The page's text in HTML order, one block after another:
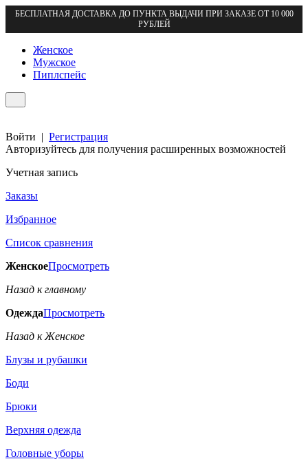
БЕСПЛАТНАЯ ДОСТАВКА ДО ПУНКТА ВЫДАЧИ ПРИ ЗАКАЗЕ ОТ 10 000
РУБЛЕЙ
Женское
Мужское
Пиплспейс
Войти | Регистрация
Авторизуйтесь для получения расширенных возможностей
Учетная запись
Заказы
Избранное
Список сравнения
ЖенскоеПросмотреть
Назад к главному
ОдеждаПросмотреть
Назад к Женское
Блузы и рубашки
Боди
Брюки
Верхняя одежда
Головные уборы